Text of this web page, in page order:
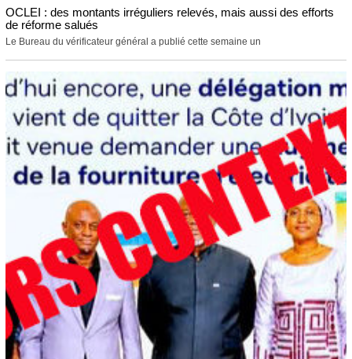
OCLEI : des montants irréguliers relevés, mais aussi des efforts
de réforme salués
Le Bureau du vérificateur général a publié cette semaine un